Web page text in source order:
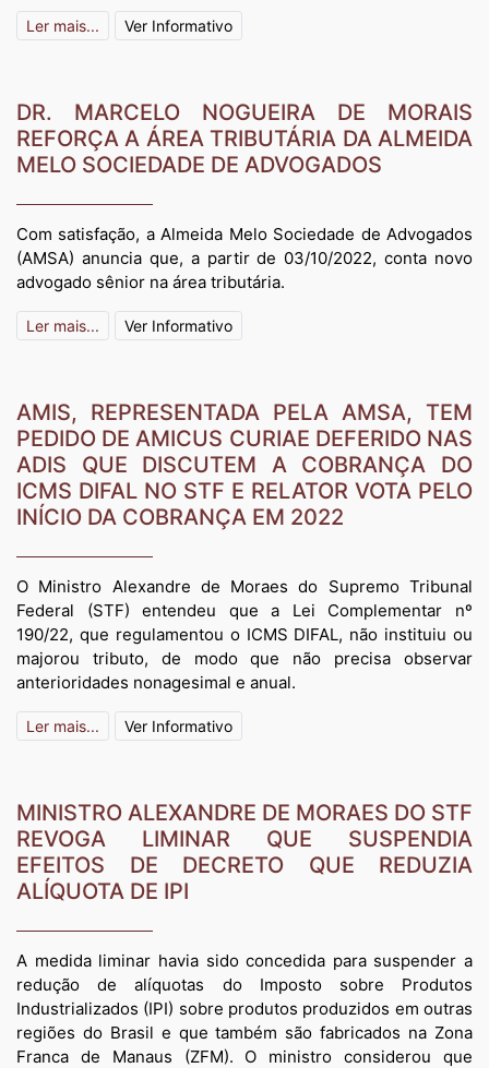
Ler mais... Ver Informativo
DR. MARCELO NOGUEIRA DE MORAIS
REFORÇA A ÁREA TRIBUTÁRIA DA ALMEIDA
MELO SOCIEDADE DE ADVOGADOS
Com satisfação, a Almeida Melo Sociedade de Advogados
(AMSA) anuncia que, a partir de 03/10/2022, conta novo
advogado sênior na área tributária.
Ler mais... Ver Informativo
AMIS, REPRESENTADA PELA AMSA, TEM
PEDIDO DE AMICUS CURIAE DEFERIDO NAS
ADIS QUE DISCUTEM A COBRANÇA DO
ICMS DIFAL NO STF E RELATOR VOTA PELO
INÍCIO DA COBRANÇA EM 2022
O Ministro Alexandre de Moraes do Supremo Tribunal
Federal (STF) entendeu que a Lei Complementar nº
190/22, que regulamentou o ICMS DIFAL, não instituiu ou
majorou tributo, de modo que não precisa observar
anterioridades nonagesimal e anual.
Ler mais... Ver Informativo
MINISTRO ALEXANDRE DE MORAES DO STF
REVOGA LIMINAR QUE SUSPENDIA
EFEITOS DE DECRETO QUE REDUZIA
ALÍQUOTA DE IPI
A medida liminar havia sido concedida para suspender a
redução de alíquotas do Imposto sobre Produtos
Industrializados (IPI) sobre produtos produzidos em outras
regiões do Brasil e que também são fabricados na Zona
Franca de Manaus (ZFM). O ministro considerou que